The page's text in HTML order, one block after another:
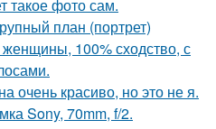
такое фото сам.
план (портрет)
100% сходство, с
очень красиво, но это не я.
Sony, 70mm, f/2.